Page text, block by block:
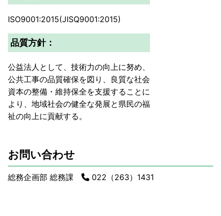
ISO9001:2015(JISQ9001:2015)
品質方針：
公益法人として、技術力の向上に努め、
公共工事の品質確保を図り、良質な社会
資本の整備・維持保全を支援することに
より、地域社会の健全な発展と県民の福
祉の向上に貢献する。
お問い合わせ
総務企画部 総務課 022（263）1431